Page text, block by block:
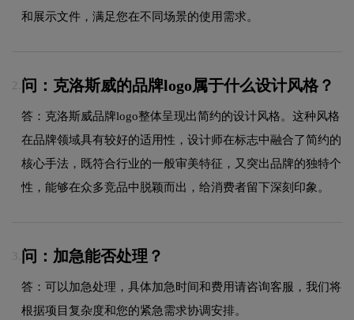
和展示文件，满足您在不同场景的使用需求。
2. 问：克洛斯威的品牌logo属于什么设计风格？
答：克洛斯威品牌logo整体呈现出简约的设计风格。这种风格
在品牌领域具有较好的适用性，设计师在标志中融合了简约的
核心手法，既符合行业的一般审美特征，又突出品牌的独特个
性，能够在众多竞品中脱颖而出，给消费者留下深刻印象。
3. 问：加急能否处理？
答：可以加急处理，具体加急时间和费用请咨询客服，我们将
根据项目复杂度和您的紧急需求协调安排。